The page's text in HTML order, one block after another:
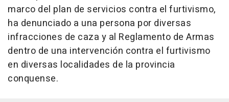
marco del plan de servicios contra el furtivismo,
ha denunciado a una persona por diversas
infracciones de caza y al Reglamento de Armas
dentro de una intervención contra el furtivismo
en diversas localidades de la provincia
conquense.